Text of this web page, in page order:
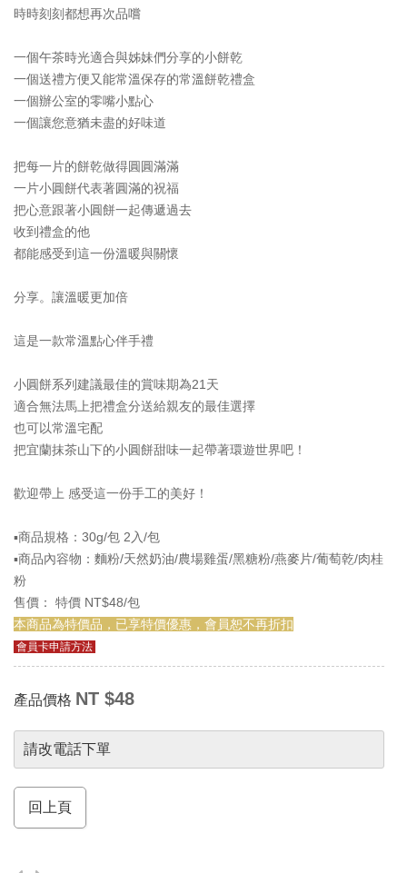
時時刻刻都想再次品嚐
一個午茶時光適合與姊妹們分享的小餅乾
一個送禮方便又能常溫保存的常溫餅乾禮盒
一個辦公室的零嘴小點心
一個讓您意猶未盡的好味道
把每一片的餅乾做得圓圓滿滿
一片小圓餅代表著圓滿的祝福
把心意跟著小圓餅一起傳遞過去
收到禮盒的他
都能感受到這一份溫暖與關懷
分享。讓溫暖更加倍
這是一款常溫點心伴手禮
小圓餅系列建議最佳的賞味期為21天
適合無法馬上把禮盒分送給親友的最佳選擇
也可以常溫宅配
把宜蘭抹茶山下的小圓餅甜味一起帶著環遊世界吧！
歡迎帶上 感受這一份手工的美好！
▪️商品規格：30g/包 2入/包
▪️商品內容物：麵粉/天然奶油/農場雞蛋/黑糖粉/燕麥片/葡萄乾/肉桂
粉
售價： 特價 NT$48/包
本商品為特價品，已享特價優惠，會員恕不再折扣
會員卡申請方法
產品價格 NT $48
請改電話下單
回上頁